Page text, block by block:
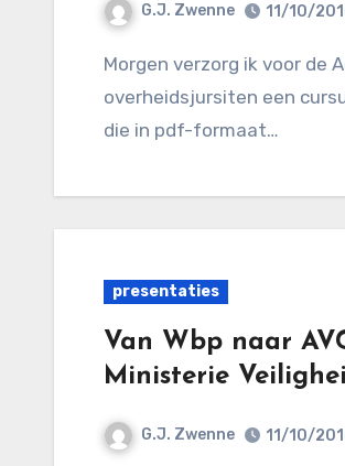
G.J. Zwenne 11/10/
Morgen verzorg ik voor de Academie voor de wetgeving en de Academie voor
overheidsjursiten een
die in pdf-formaat…
presentaties
Van Wbp naar
Ministerie
G.J. Zwenne 11/10/